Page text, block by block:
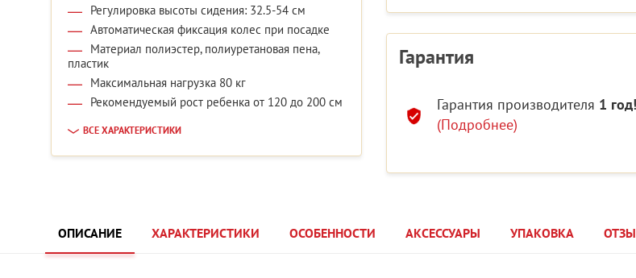
Регулировка высоты сидения: 32.5-54 см
Автоматическая фиксация колес при посадке
Материал полиэстер, полиуретановая пена,
пластик
Максимальная нагрузка 80 кг
Рекомендуемый рост ребенка от 120 до 200 см
ВСЕ ХАРАКТЕРИСТИКИ
Гарантия
Гарантия производителя 1 год!
(Подробнее)
ОПИСАНИЕ ХАРАКТЕРИСТИКИ ОСОБЕННОСТИ АКСЕССУАРЫ УПАКОВКА